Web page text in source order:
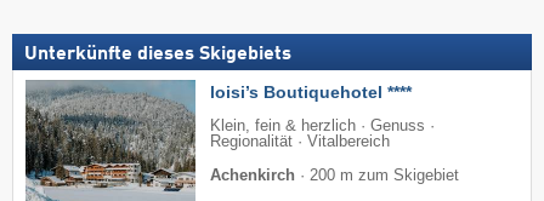
Unterkünfte dieses Skigebiets
loisi’s Boutiquehotel ****
Klein, fein & herzlich · Genuss ·
Regionalität · Vitalbereich
Achenkirch · 200 m zum Skigebiet